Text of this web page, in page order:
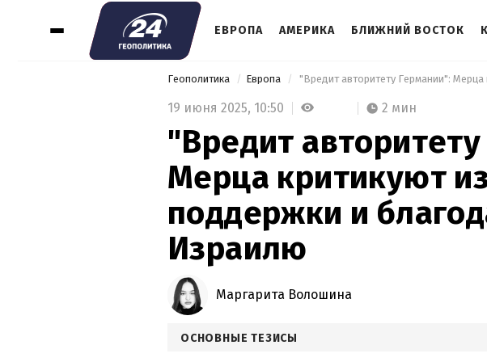
ЕВРОПА АМЕРИКА БЛИЖНИЙ ВОСТОК
Геополитика Европа
19 июня 2025, 10:50 2 мин
"Вредит
Мерца критикуют
поддержки и
Израилю
Маргарита Волошина
ОСНОВНЫЕ ТЕЗИСЫ